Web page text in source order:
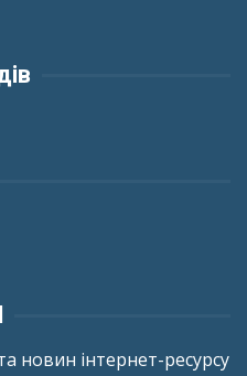
новин інтернет-ресурсу